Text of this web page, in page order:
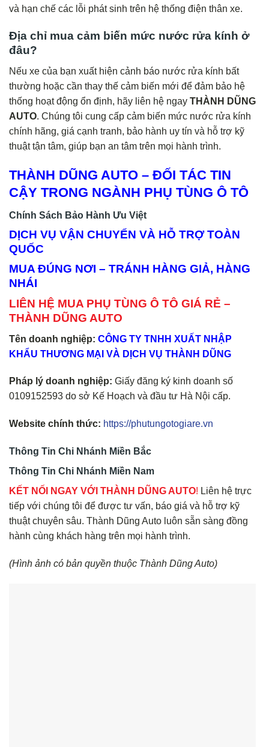
và hạn chế các lỗi phát sinh trên hệ thống điện thân xe.
Địa chỉ mua cảm biến mức nước rửa kính ở
đâu?
Nếu xe của bạn xuất hiện cảnh báo nước rửa kính bất
thường hoặc cần thay thế cảm biến mới để đảm bảo hệ
thống hoạt động ổn định, hãy liên hệ ngay THÀNH DŨNG
AUTO. Chúng tôi cung cấp cảm biến mức nước rửa kính
chính hãng, giá cạnh tranh, bảo hành uy tín và hỗ trợ kỹ
thuật tận tâm, giúp bạn an tâm trên mọi hành trình.
THÀNH DŨNG AUTO – ĐỐI TÁC TIN
CẬY TRONG NGÀNH PHỤ TÙNG Ô TÔ
Chính Sách Bảo Hành Ưu Việt
DỊCH VỤ VẬN CHUYỂN VÀ HỖ TRỢ TOÀN
QUỐC
MUA ĐÚNG NƠI – TRÁNH HÀNG GIẢ, HÀNG
NHÁI
LIÊN HỆ MUA PHỤ TÙNG Ô TÔ GIÁ RẺ –
THÀNH DŨNG AUTO
Tên doanh nghiệp: CÔNG TY TNHH XUẤT NHẬP
KHẨU THƯƠNG MẠI VÀ DỊCH VỤ THÀNH DŨNG
Pháp lý doanh nghiệp: Giấy đăng ký kinh doanh số
0109152593 do sở Kế Hoạch và đầu tư Hà Nội cấp.
Website chính thức: https://phutungotogiare.vn
Thông Tin Chi Nhánh Miền Bắc
Thông Tin Chi Nhánh Miền Nam
KẾT NỐI NGAY VỚI THÀNH DŨNG AUTO! Liên hệ trực
tiếp với chúng tôi để được tư vấn, báo giá và hỗ trợ kỹ
thuật chuyên sâu. Thành Dũng Auto luôn sẵn sàng đồng
hành cùng khách hàng trên mọi hành trình.
(Hình ảnh có bản quyền thuộc Thành Dũng Auto)